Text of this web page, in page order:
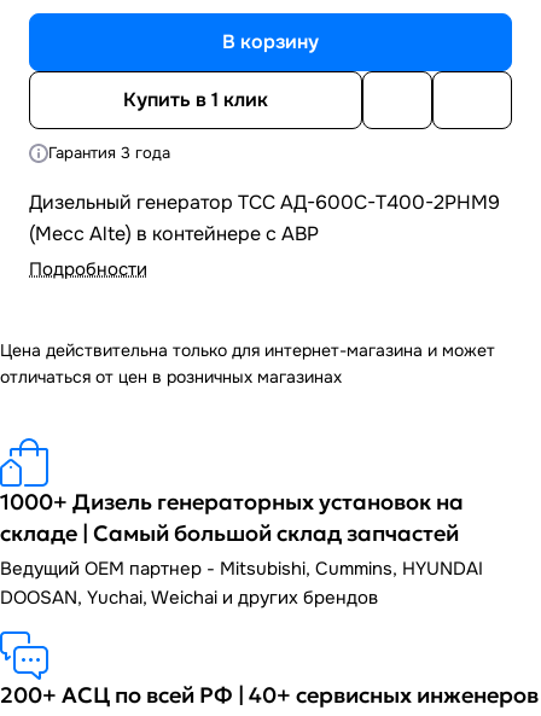
В корзину
Купить в 1 клик
Гарантия 3 года
Дизельный генератор ТСС АД-600С-Т400-2РНМ9
(Mecc Alte) в контейнере с АВР
Подробности
Цена действительна только для интернет-магазина и может
отличаться от цен в розничных магазинах
1000+ Дизель генераторных установок на
складе | Самый большой склад запчастей
Ведущий OEM партнер - Mitsubishi, Cummins, HYUNDAI
DOOSAN, Yuchai, Weichai и других брендов
200+ АСЦ по всей РФ | 40+ сервисных инженеров